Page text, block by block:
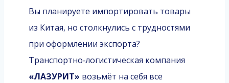
Вы планируете импортировать товары
из Китая, но столкнулись с трудностями
при оформлении экспорта?
Транспортно‑логистическая компания
«ЛАЗУРИТ» возьмёт на себя все